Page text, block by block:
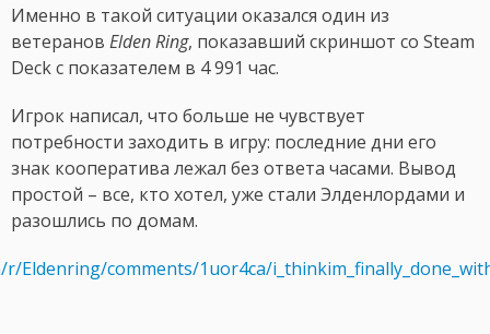
Именно в такой ситуации оказался один из
ветеранов Elden Ring, показавший скриншот со Steam
Deck с показателем в 4 991 час.
Игрок написал, что больше не чувствует
потребности заходить в игру: последние дни его
знак кооператива лежал без ответа часами. Вывод
простой – все, кто хотел, уже стали Элденлордами и
разошлись по домам.
Eldenring/comments/1uor4ca/